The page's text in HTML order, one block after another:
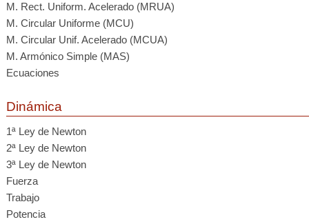
M. Rect. Uniform. Acelerado (MRUA)
M. Circular Uniforme (MCU)
M. Circular Unif. Acelerado (MCUA)
M. Armónico Simple (MAS)
Ecuaciones
Dinámica
1ª Ley de Newton
2ª Ley de Newton
3ª Ley de Newton
Fuerza
Trabajo
Potencia